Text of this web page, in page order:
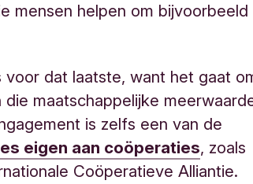
mensen helpen om bijvoorbeeld
voor dat laatste, want het gaat
maatschappelijke
is zelfs een van de
eigen aan coöperaties, zoals
Coöperatieve Alliantie.